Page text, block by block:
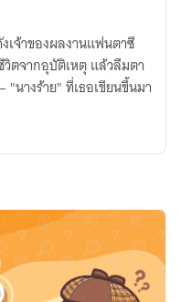
จ้าของผลงานแฟนตาซี
ตจากอุบัติเหตุ แล้วลืมตา
"นางร้าย" ที่เธอเขียนขึ้นมา